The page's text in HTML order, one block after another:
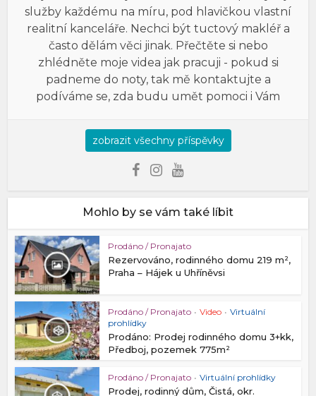
služby každému na míru, pod hlavičkou vlastní
realitní kanceláře. Nechci být tuctový makléř a
často dělám věci jinak. Přečtěte si nebo
zhlédněte moje videa jak pracuji - pokud si
padneme do noty, tak mě kontaktujte a
podíváme se, zda budu umět pomoci i Vám
zobrazit všechny příspěvky
Mohlo by se vám také líbit
Prodáno / Pronajato
Rezervováno, rodinného domu 219 m²,
Praha – Hájek u Uhříněvsi
Prodáno / Pronajato • Video • Virtuální
prohlídky
Prodáno: Prodej rodinného domu 3+kk,
Předboj, pozemek 775m²
Prodáno / Pronajato • Virtuální prohlídky
Prodej, rodinný dům, Čistá, okr.